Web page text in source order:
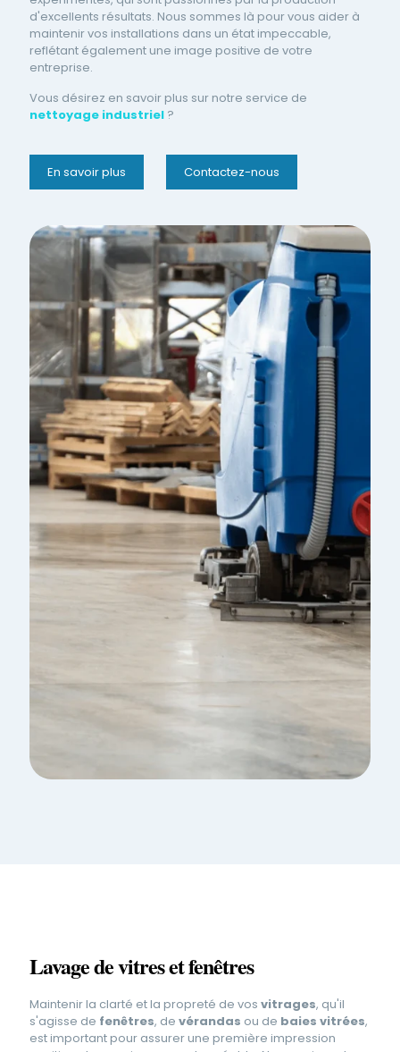
d'excellents résultats. Nous sommes là pour vous aider à
maintenir vos installations dans un état impeccable,
reflétant également une image positive de votre
entreprise.
Vous désirez en savoir plus sur notre service de
nettoyage industriel ?
En savoir plus Contactez-nous
Lavage de vitres et fenêtres
Maintenir la clarté et la propreté de vos vitrages, qu'il
s'agisse de fenêtres, de vérandas ou de baies vitrées,
est important pour assurer une première impression